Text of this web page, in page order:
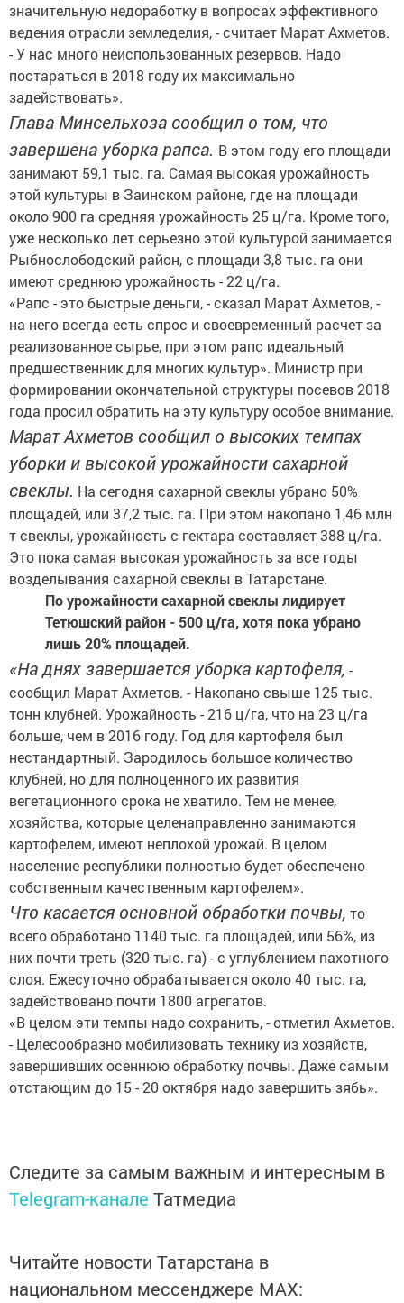
значительную недоработку в вопросах эффективного
ведения отрасли земледелия, - считает Марат Ахметов.
- У нас много неиспользованных резервов. Надо
постараться в 2018 году их максимально
задействовать».
Глава Минсельхоза сообщил о том, что
завершена уборка рапса. В этом году его площади
занимают 59,1 тыс. га. Самая высокая урожайность
этой культуры в Заинском районе, где на площади
около 900 га средняя урожайность 25 ц/га. Кроме того,
уже несколько лет серьезно этой культурой занимается
Рыбнослободский район, с площади 3,8 тыс. га они
имеют среднюю урожайность - 22 ц/га.
«Рапс - это быстрые деньги, - сказал Марат Ахметов, -
на него всегда есть спрос и своевременный расчет за
реализованное сырье, при этом рапс идеальный
предшественник для многих культур». Министр при
формировании окончательной структуры посевов 2018
года просил обратить на эту культуру особое внимание.
Марат Ахметов сообщил о высоких темпах
уборки и высокой урожайности сахарной
свеклы. На сегодня сахарной свеклы убрано 50%
площадей, или 37,2 тыс. га. При этом накопано 1,46 млн
т свеклы, урожайность с гектара составляет 388 ц/га.
Это пока самая высокая урожайность за все годы
возделывания сахарной свеклы в Татарстане.
По урожайности сахарной свеклы лидирует
Тетюшский район - 500 ц/га, хотя пока убрано
лишь 20% площадей.
«На днях завершается уборка картофеля, -
сообщил Марат Ахметов. - Накопано свыше 125 тыс.
тонн клубней. Урожайность - 216 ц/га, что на 23 ц/га
больше, чем в 2016 году. Год для картофеля был
нестандартный. Зародилось большое количество
клубней, но для полноценного их развития
вегетационного срока не хватило. Тем не менее,
хозяйства, которые целенаправленно занимаются
картофелем, имеют неплохой урожай. В целом
население республики полностью будет обеспечено
собственным качественным картофелем».
Что касается основной обработки почвы, то
всего обработано 1140 тыс. га площадей, или 56%, из
них почти треть (320 тыс. га) - с углублением пахотного
слоя. Ежесуточно обрабатывается около 40 тыс. га,
задействовано почти 1800 агрегатов.
«В целом эти темпы надо сохранить, - отметил Ахметов.
- Целесообразно мобилизовать технику из хозяйств,
завершивших осеннюю обработку почвы. Даже самым
отстающим до 15 - 20 октября надо завершить зябь».
Следите за самым важным и интересным в
Telegram-канале Татмедиа
Читайте новости Татарстана в
национальном мессенджере MАХ: